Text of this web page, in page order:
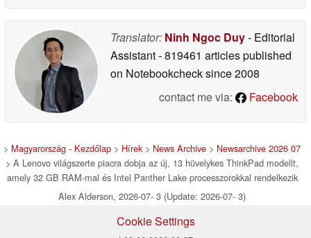
Translator: Ninh Ngoc Duy- Editorial
Assistant- 819461 articles published
on Notebookchecksince 2008
contact me via:
Facebook
> Magyarország - Kezdőlap > Hírek > News Archive > Newsarchive 2026 07
> A Lenovo világszerte piacra dobja az új, 13 hüvelykes ThinkPad modellt,
amely 32 GB RAM-mal és Intel Panther Lake processzorokkal rendelkezik
Alex Alderson, 2026-07- 3 (Update: 2026-07- 3)
Cookie Settings